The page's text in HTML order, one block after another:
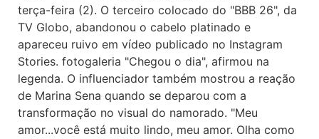
terça-feira (2). O terceiro colocado do "BBB 26", da
TV Globo, abandonou o cabelo platinado e
apareceu ruivo em vídeo publicado no Instagram
Stories. fotogaleria "Chegou o dia", afirmou na
legenda. O influenciador também mostrou a reação
de Marina Sena quando se deparou com a
transformação no visual do namorado. "Meu
amor...você está muito lindo, meu amor. Olha como